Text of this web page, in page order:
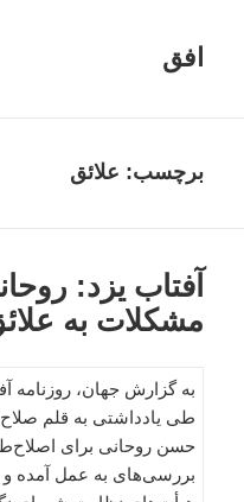
افق
برچسب: علائق
آفتاب یزد:
مشکلات به
طی یادداشتی به قلم صلاح
حسن روحانی برای
بررسی‌های به عمل آمده و